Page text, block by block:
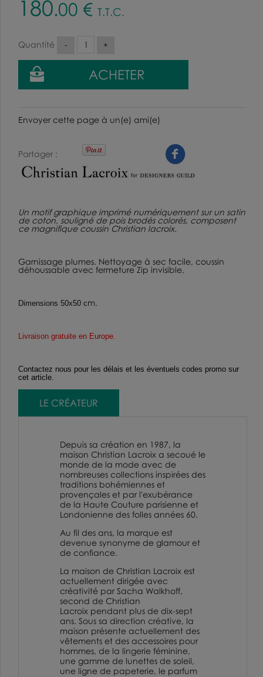
180.00 € T.T.C.
Quantité
Envoyer cette page à un(e) ami(e)
Partager
Un motif graphique imprimé numériquement sur un satin
de coton, souligné de pois brodés colorés, composent
ce magnifique coussin Christian lacroix.
Garnissage plumes. Nettoyage à sec facile, coussin
déhoussable avec fermeture Zip invisible.
Dimensions 50x50 cm.
Livraison gratuite en Europe
Contactez nous pour les délais et les éventuels codes promo sur
cet article.
LE CRÉATEUR
Depuis sa création en 1987, la
maison Christian Lacroix a secoué le
monde de la mode avec de
nombreuses collections inspirées des
traditions bohémiennes et
provençales et par l'exubérance
de la Haute Couture parisienne et
Londonienne des folles années 60.
Au fil des ans, la marque est
devenue synonyme de glamour et
de confiance.
La maison de Christian Lacroix est
actuellement dirigée avec
créativité par Sacha Walkhoff,
second de Christian
Lacroix pendant plus de dix-sept
ans. Sous sa direction créative, la
maison présente actuellement des
vêtements et des accessoires pour
hommes, de la lingerie féminine,
une gamme de lunettes de soleil,
une ligne de papeterie, le parfum